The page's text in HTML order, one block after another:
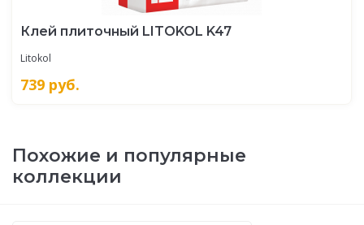
Клей плиточный LITOKOL K47
Litokol
739 руб.
Похожие и популярные
коллекции